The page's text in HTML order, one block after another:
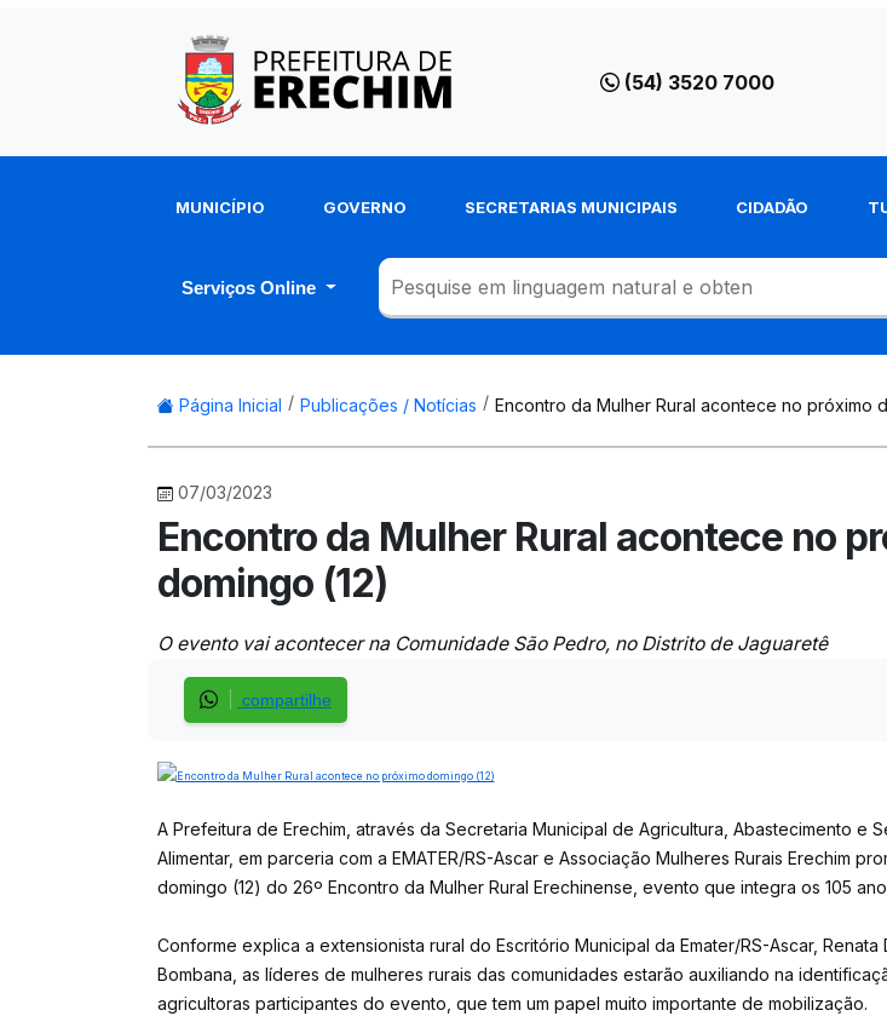
(54) 3520 7000
MUNICÍPIO GOVERNO SECRETARIAS MUNICIPAIS CIDADÃO
Serviços Online
Página Inicial Publicações / Notícias Encontro da Mulher Rural acontece no próximo
07/03/2023
Encontro da Mulher Rural acontece no
domingo (12)
O evento vai acontecer na Comunidade São Pedro, no Distrito de Jaguaretê
compartilhe
A Prefeitura de Erechim, através da Secretaria Municipal de Agricultura, Abastecimento e
Alimentar, em parceria com a EMATER/RS-Ascar e Associação Mulheres Rurais Erechim
domingo (12) do 26º Encontro da Mulher Rural Erechinense, evento que integra os 105
Conforme explica a extensionista rural do Escritório Municipal da Emater/RS-Ascar, Renata
Bombana, as líderes de mulheres rurais das comunidades estarão auxiliando na
agricultoras participantes do evento, que tem um papel muito importante de mobilização.